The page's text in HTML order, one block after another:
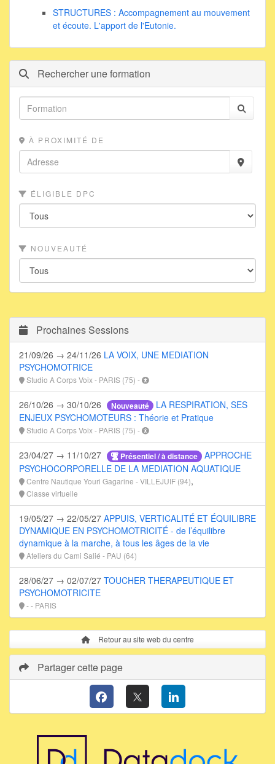
STRUCTURES : Accompagnement au mouvement
et écoute. L'apport de l'Eutonie.
Rechercher une formation
À PROXIMITÉ DE
ÉLIGIBLE DPC
NOUVEAUTÉ
Prochaines Sessions
21/09/26 → 24/11/26 LA VOIX, UNE MEDIATION
PSYCHOMOTRICE
Studio A Corps Voix - PARIS (75) -
26/10/26 → 30/10/26 Nouveauté
LA RESPIRATION, SES
ENJEUX PSYCHOMOTEURS : Théorie et Pratique
Studio A Corps Voix - PARIS (75) -
23/04/27 → 11/10/27 Présentiel / à distance
APPROCHE
PSYCHOCORPORELLE DE LA MEDIATION AQUATIQUE
Centre Nautique Youri Gagarine - VILLEJUIF (94),
Classe virtuelle
19/05/27 → 22/05/27 APPUIS, VERTICALITÉ ET ÉQUILIBRE
DYNAMIQUE EN PSYCHOMOTRICITÉ - de l’équilibre
dynamique à la marche, à tous les âges de la vie
Ateliers du Cami Salié - PAU (64)
28/06/27 → 02/07/27 TOUCHER THERAPEUTIQUE ET
PSYCHOMOTRICITE
- - PARIS
Retour au site web du centre
Partager cette page